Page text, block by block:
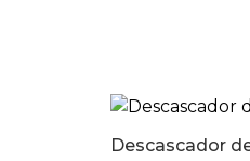
Descascador